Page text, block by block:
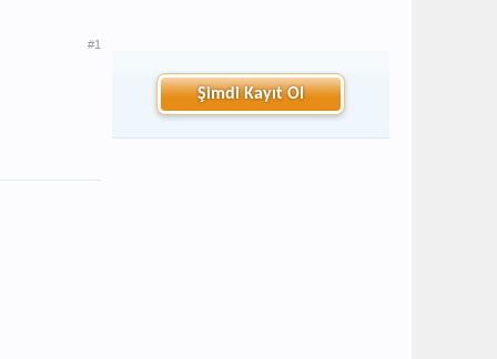
#1
Şimdi Kayıt Ol